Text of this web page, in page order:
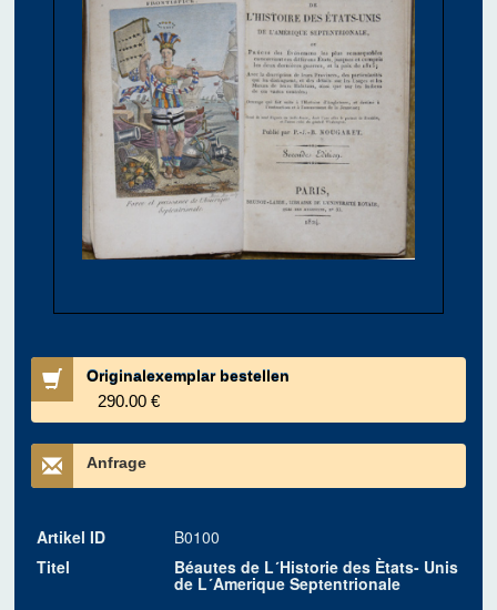
Originalexemplar bestellen
290.00 €
Anfrage
Artikel ID
B0100
Titel
Béautes de L´Historie des Ètats- Unis
de L´Amerique Septentrionale